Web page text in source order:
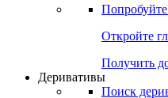
Сравнение
Поиск
Откройте